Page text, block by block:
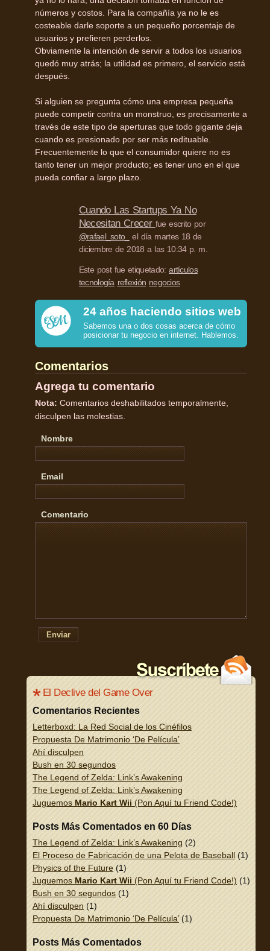
números y costos. Para la compañía ya no le es
costeable darle soporte a un pequeño porcentaje de
usuarios y prefieren perderlos.
Obviamente la intención de servir a todos los usuarios
quedó muy atrás; la utilidad es primero, el servicio está
después.
Si alguien se pregunta cómo una empresa pequeña
puede competir contra un monstruo, es precisamente a
través de este tipo de aperturas que todo gigante deja
cuando es presionado por ser más redituable.
Frecuentemente lo que el consumidor quiere no es
tanto tener un mejor producto; es tener uno en el que
pueda confiar a largo plazo.
Cuando Las Startups Ya No
Necesitan Crecer fue escrito por
@rafael_soto_
el día martes 18 de
diciembre de 2018 a las 10:34 p. m.
Este post fue etiquetado:artículos
tecnología reflexión negocios
24 años haciendo sitios web
Sabemos una o dos cosas acerca de cómo
posicionar tu negocio en internet. Hablemos.
Comentarios
Agrega tu comentario
Nota: Comentarios deshabilitados temporalmente,
disculpen las molestias.
Nombre
Email
Comentario
Enviar
El Declive del Game Over
Comentarios Recientes
Letterboxd: La Red Social de los Cinéfilos
Propuesta De Matrimonio ‘De Película’
Ahí disculpen
Bush en 30 segundos
The Legend of Zelda: Link’s Awakening
The Legend of Zelda: Link’s Awakening
Juguemos Mario Kart Wii (Pon Aquí tu Friend Code!)
Posts Más Comentados en 60 Días
The Legend of Zelda: Link’s Awakening (2)
El Proceso de Fabricación de una Pelota de Baseball (1)
Physics of the Future (1)
Juguemos Mario Kart Wii (Pon Aquí tu Friend Code!) (1)
Bush en 30 segundos (1)
Ahí disculpen (1)
Propuesta De Matrimonio ‘De Película’(1)
Posts Más Comentados